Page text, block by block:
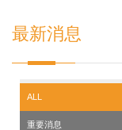
最新消息
ALL
重要消息